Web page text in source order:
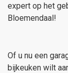
expert op het
Bloemendaal!
Of u nu een
bijkeuken wilt